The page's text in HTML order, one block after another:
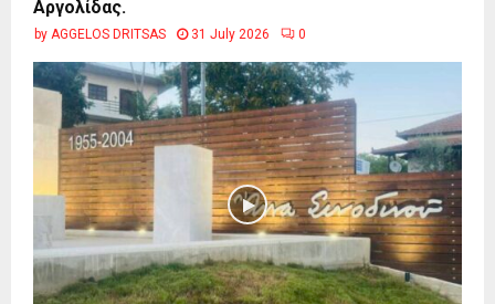
Αργολίδας.
by AGGELOS DRITSAS 31 July 2026 0